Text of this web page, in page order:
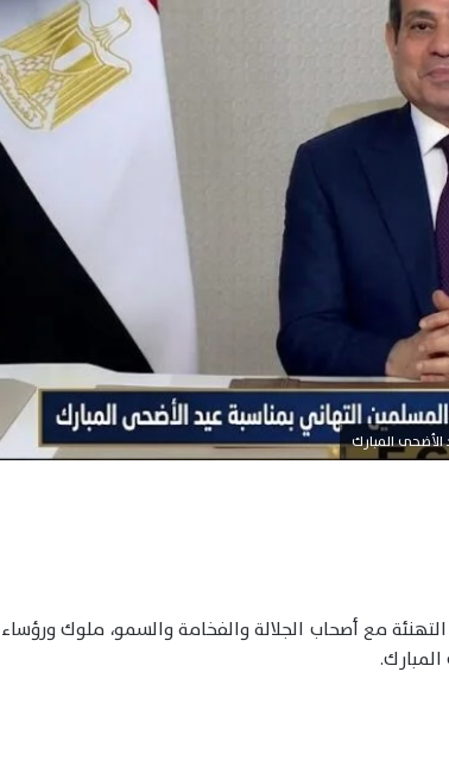
الأضحى المبارك
مع أصحاب الجلالة والفخامة والسمو، ملوك ورؤساء